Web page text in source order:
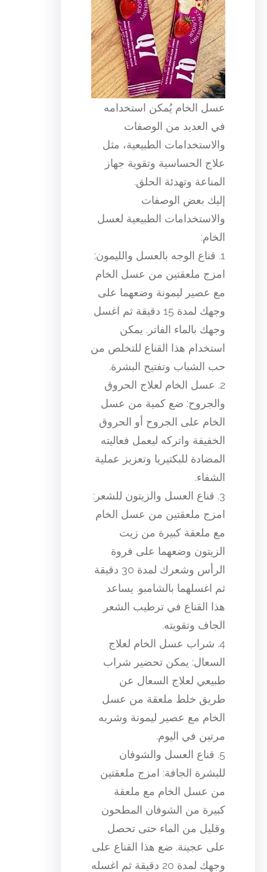
عسل الخام يُمكن استخدامه
في العديد من الوصفات
والاستخدامات الطبيعية، مثل
علاج الحساسية وتقوية جهاز
المناعة وتهدئة الحلق.
إليك بعض الوصفات
والاستخدامات الطبيعية لعسل
الخام:
1. قناع الوجه بالعسل والليمون:
امزج ملعقتين من عسل الخام
مع عصير ليمونة وضعهما على
وجهك لمدة 15 دقيقة ثم اغسل
وجهك بالماء الفاتر. يمكن
استخدام هذا القناع للتخلص من
حب الشباب وتفتيح البشرة.
2. عسل الخام لعلاج الحروق
والجروح: ضع كمية من عسل
الخام على الجروح أو الحروق
الخفيفة واتركه ليعمل فعاليته
المضادة للبكتيريا وتعزيز عملية
الشفاء.
3. قناع العسل والزيتون للشعر:
امزج ملعقتين من عسل الخام
مع ملعقة كبيرة من زيت
الزيتون وضعهما على فروة
الرأس وشعرك لمدة 30 دقيقة
ثم اغسلهما بالشامبو. يساعد
هذا القناع في ترطيب الشعر
الجاف وتقويته.
4. شراب عسل الخام لعلاج
السعال: يمكن تحضير شراب
طبيعي لعلاج السعال عن
طريق خلط ملعقة من عسل
الخام مع عصير ليمونة وشربه
مرتين في اليوم.
5. قناع العسل والشوفان
للبشرة الجافة: امزج ملعقتين
من عسل الخام مع ملعقة
كبيرة من الشوفان المطحون
وقليل من الماء حتى تحصل
على عجينة. ضع هذا القناع على
وجهك لمدة 20 دقيقة ثم اغسله